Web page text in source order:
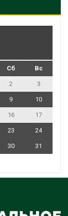
Сб Вс
2 3
9 10
16 17
23 24
30
31